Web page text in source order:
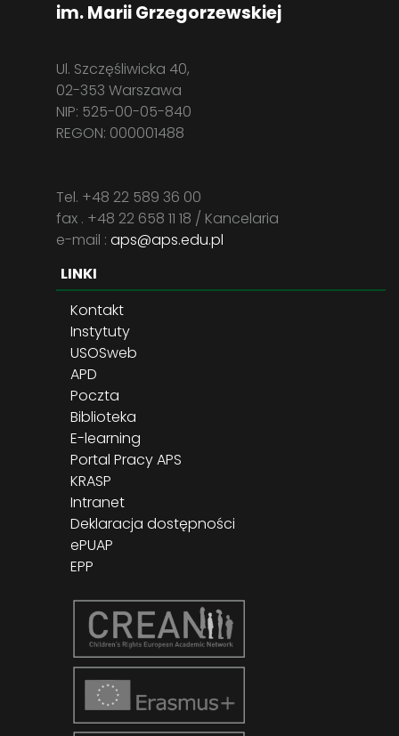
im. Marii Grzegorzewskiej
Ul. Szczęśliwicka 40,
02-353 Warszawa
NIP: 525-00-05-840
REGON: 000001488
Tel. +48 22 589 36 00
fax . +48 22 658 11 18 / Kancelaria
e-mail : aps@aps.edu.pl
LINKI
Kontakt
Instytuty
USOSweb
APD
Poczta
Biblioteka
E-learning
Portal Pracy APS
KRASP
Intranet
Deklaracja dostępności
ePUAP
EPP